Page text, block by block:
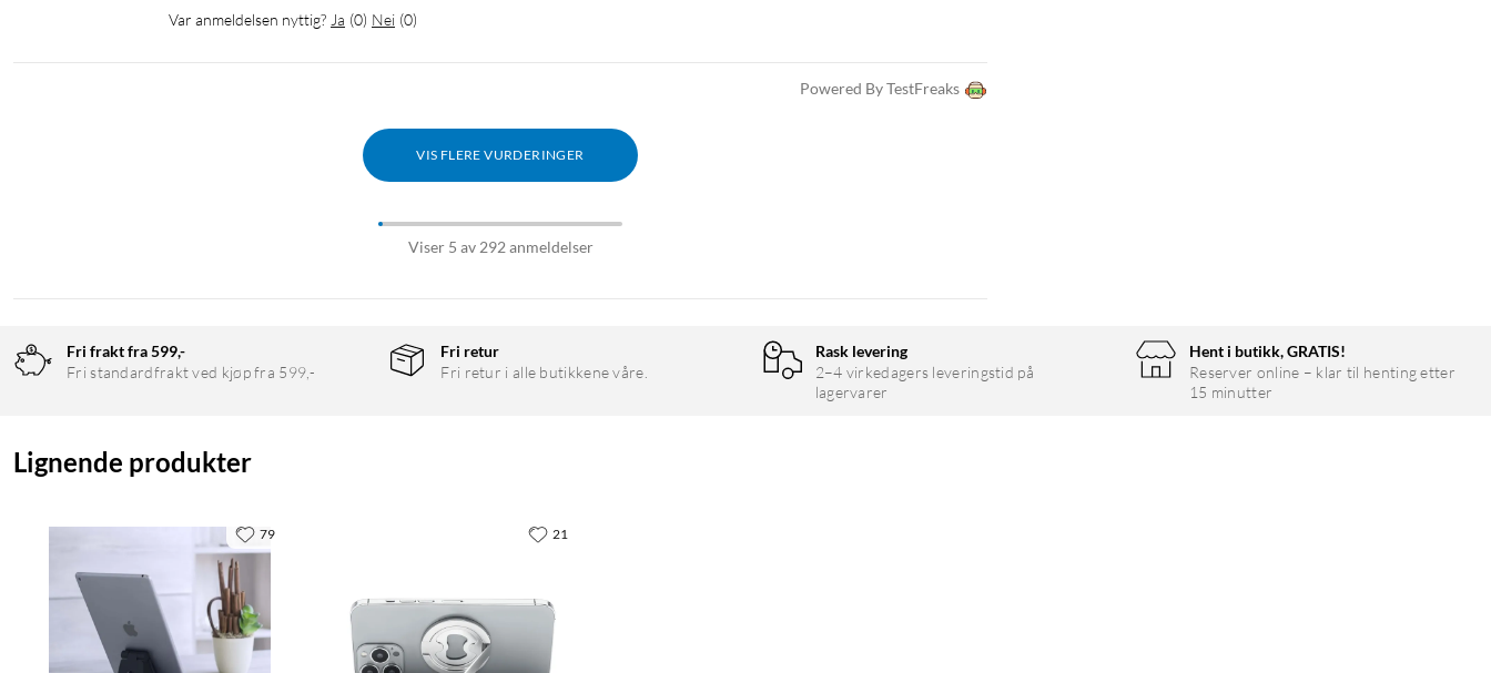
Var anmeldelsen nyttig? Ja (0) Nei (0)
Powered By TestFreaks
VIS FLERE VURDERINGER
Viser 5 av 292 anmeldelser
Fri frakt fra 599,-
Fri standardfrakt ved kjøp fra 599,-
Fri retur
Fri retur i alle butikkene våre.
Rask levering
2–4 virkedagers leveringstid på
lagervarer
Hent i butikk, GRATIS!
Reserver online – klar til henting etter
15 minutter
Lignende produkter
79 21